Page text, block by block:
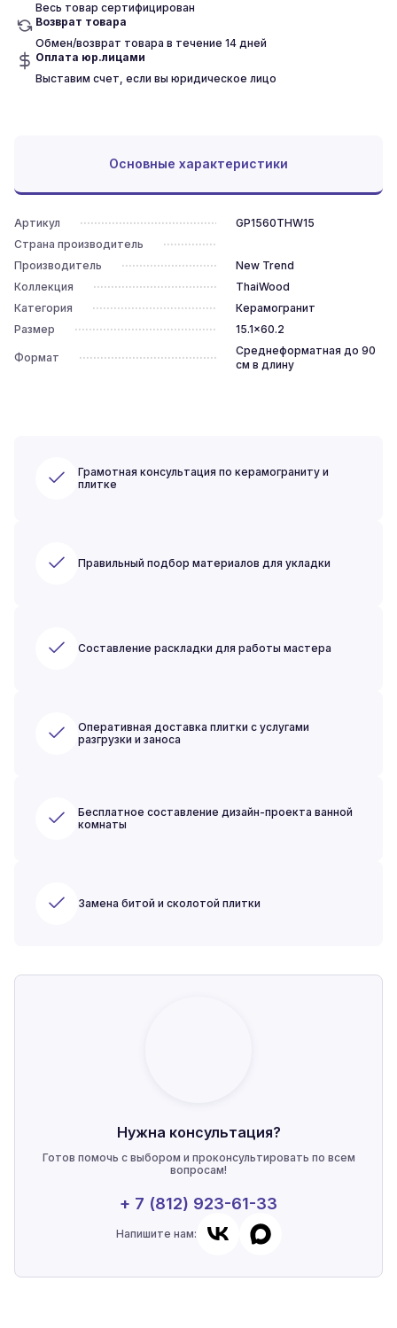
Весь товар сертифицирован
Возврат товара
Обмен/возврат товара в течение 14 дней
Оплата юр.лицами
Выставим счет, если вы юридическое лицо
Основные характеристики
Артикул
GP1560THW15
Страна производитель
Производитель
New Trend
Коллекция
ThaiWood
Категория
Керамогранит
Размер
15.1x60.2
Формат
Среднеформатная до 90
см в длину
Грамотная консультация по керамограниту и
плитке
Правильный подбор материалов для укладки
Составление раскладки для работы мастера
Оперативная доставка плитки с услугами
разгрузки и заноса
Бесплатное составление дизайн-проекта ванной
комнаты
Замена битой и сколотой плитки
Нужна консультация?
Готов помочь с выбором и проконсультировать по всем
вопросам!
+ 7 (812) 923-61-33
Напишите нам: